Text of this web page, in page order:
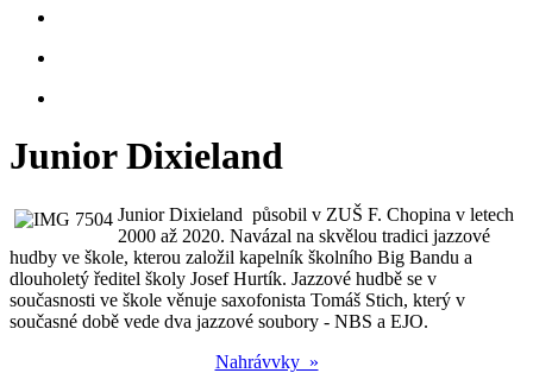
Junior Dixieland
Junior Dixieland působil v ZUŠ F. Chopina v letech
2000 až 2020. Navázal na skvělou tradici jazzové
hudby ve škole, kterou založil kapelník školního Big Bandu a
dlouholetý ředitel školy Josef Hurtík. Jazzové hudbě se v
současnosti ve škole věnuje saxofonista Tomáš Stich, který v
současné době vede dva jazzové soubory - NBS a EJO.
Nahrávvky »